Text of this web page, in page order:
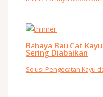
Bahaya Bau Cat
Sering Diabaikan
Solusi Pengecatan Kayu